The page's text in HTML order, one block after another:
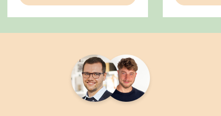
Absorption :jusqu’à 500 ml
Dimensions :40 x 60 cm (surface couvrante
idéale)
Nombre d’unités par paquet :
Neutralisation des odeurs :
technologie
Surface contact :Textile doux “cotton feel”